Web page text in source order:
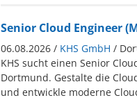
Senior Cloud Engineer
06.08.2026 / KHS GmbH /
KHS sucht einen Senior
Dortmund. Gestalte die
und entwickle moderne